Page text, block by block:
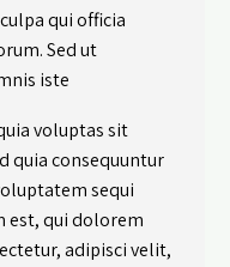
qui officia
Sed ut
iste
voluptas sit
quia consequuntur
sequi
est, qui dolorem
adipisci velit,